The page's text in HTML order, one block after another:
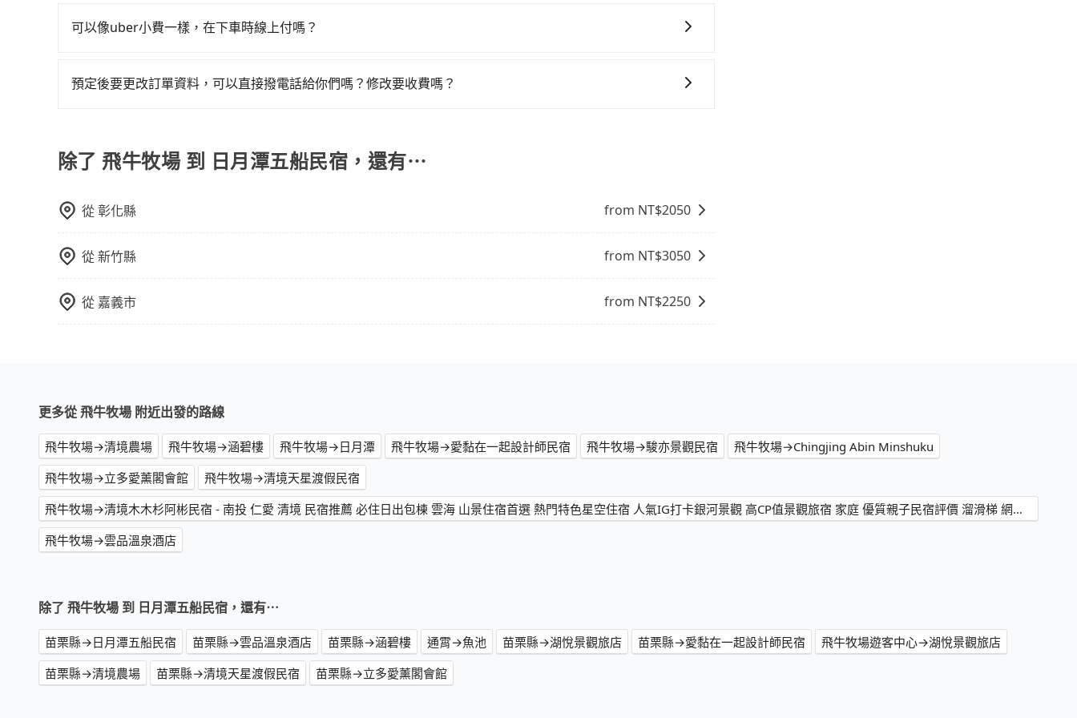
車、捷運、客運等，或者考慮租車。如果您想要更便利的出行方式，您也可以選擇使用像是旅步提供的包車服
可以像uber小費一樣，在下車時線上付嗎？
預定後要更改訂單資料，可以直接撥電話給你們嗎？修改要收費嗎？
除了 飛牛牧場 到 日月潭五船民宿，還有⋯
從彰化縣 from NT$2050
從新竹縣 from NT$3050
從 嘉義市 from NT$2250
更多從 飛牛牧場 附近出發的路線
飛牛牧場→清境農場 飛牛牧場→涵碧樓 飛牛牧場→日月潭 飛牛牧場→愛黏在一起設計師民宿 飛牛牧場→駿亦景觀民宿
飛牛牧場→Chingjing Abin Minshuku
飛牛牧場→立多愛薰閣會館
飛牛牧場→清境天星渡假民宿
飛牛牧場→清境木木杉阿彬民宿 - 南投 仁愛 清境 民宿推薦 必住日出包棟 雲海 山景住宿首選 熱門特色星空住宿 人氣IG打卡銀河景觀 高CP值景觀旅宿 家庭 優質親子民宿評價 溜滑梯 網紅網美網友渡假 2025訂房優惠價格 旅遊休閒輕旅行 PTT Dcard
飛牛牧場→雲品溫泉酒店
除了 飛牛牧場 到 日月潭五船民宿，還有⋯
苗栗縣→日月潭五船民宿 苗栗縣→雲品溫泉酒店 苗栗縣→涵碧樓 通霄→魚池 苗栗縣→湖悅景觀旅店 苗栗縣→愛黏在一起設計師民宿
飛牛牧場遊客中心→湖悅景觀旅店
苗栗縣→清境農場
苗栗縣→清境天星渡假民宿 苗栗縣→立多愛薰閣會館